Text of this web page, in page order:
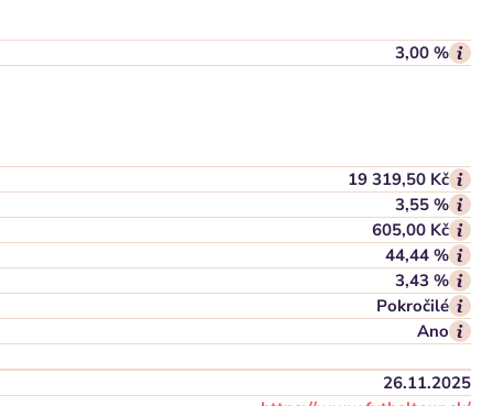
3,00 %
19 319,50 Kč
3,55 %
605,00 Kč
44,44 %
3,43 %
Pokročilé
Ano
26.11.2025